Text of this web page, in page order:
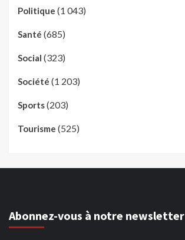
Politique (1 043)
Santé (685)
Social (323)
Société (1 203)
Sports(203)
Tourisme (525)
Abonnez-vous à notre newsletter